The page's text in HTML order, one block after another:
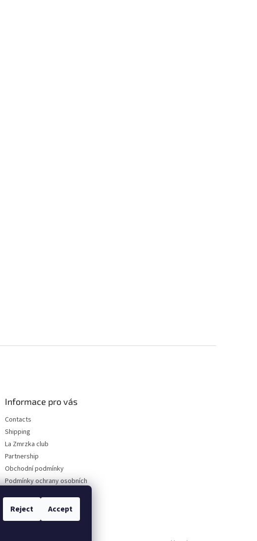
Reject Accept
Informace pro vás
Contacts
Shipping
La Zmrzka club
Partnership
Obchodní podmínky
Podmínky ochrany osobních